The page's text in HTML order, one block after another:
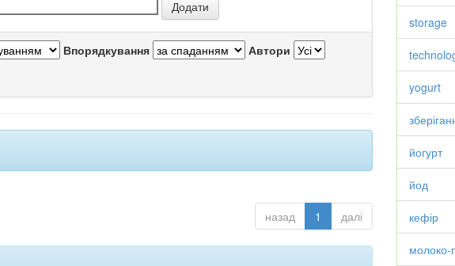
Впорядкування Автори
назад 1 далі
storage
yogurt
йогурт
йод
кефір
молоко-